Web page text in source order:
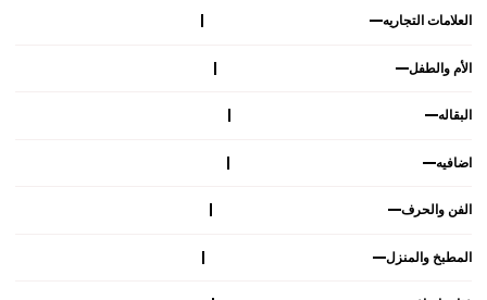
العلامات التجاريه
الأم والطفل
البقاله
اضافيه
الفن والحرف
المطبخ والمنزل